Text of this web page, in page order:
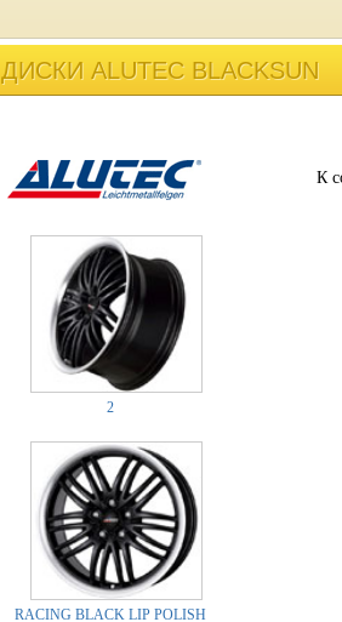
ДИСКИ ALUTEC BLACKSUN
2
RACING BLACK LIP POLISH
К